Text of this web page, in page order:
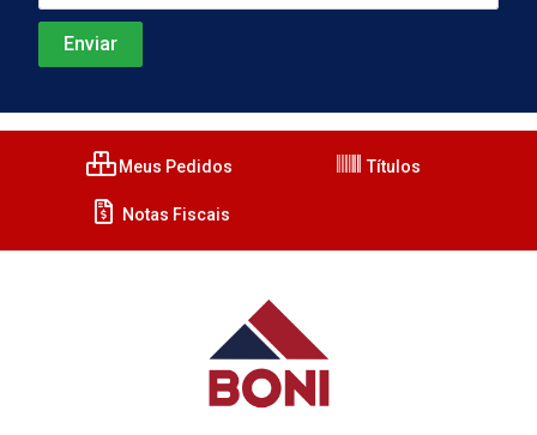
Meus Pedidos Títulos
Notas Fiscais